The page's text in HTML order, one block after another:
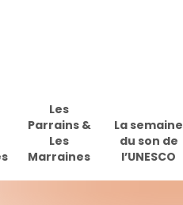
Les
Parrains &
Les
Marraines
La semaine
du son de
l’UNESCO